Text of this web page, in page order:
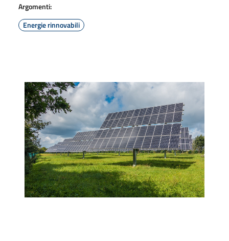
Argomenti:
Energie rinnovabili